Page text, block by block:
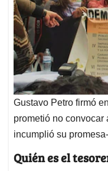
Gustavo Petro firmó
prometió no convocar
incumplió su
Quién es el